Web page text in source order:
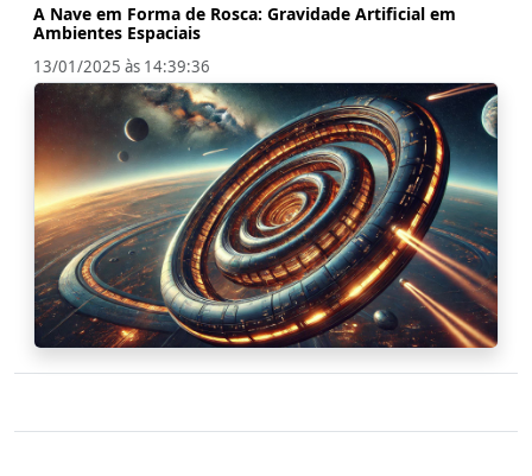
A Nave em Forma de Rosca: Gravidade Artificial em
Ambientes Espaciais
13/01/2025 às 14:39:36